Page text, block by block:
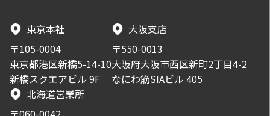
東京本社
〒105-0004
東京都港区新橋5-14-10
新橋スクエアビル 9F
大阪支店
〒550-0013
大阪府大阪市西区新町2丁目4-2
なにわ筋SIAビル 405
北海道営業所